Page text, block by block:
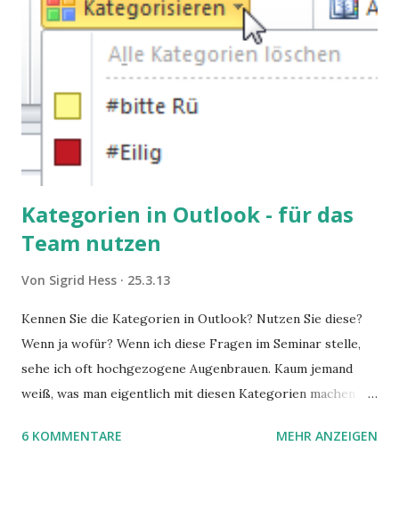
Kategorien in Outlook - für das
Team nutzen
Von Sigrid Hess 25.3.13
Kennen Sie die Kategorien in Outlook? Nutzen Sie diese?
Wenn ja wofür? Wenn ich diese Fragen im Seminar stelle,
sehe ich oft hochgezogene Augenbrauen. Kaum jemand
weiß, was man eigentlich mit diesen Kategorien machen
sie Ihnen vor.
6 KOMMENTARE MEHR ANZEIGEN